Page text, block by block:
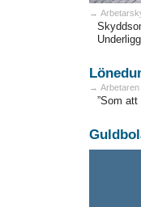
→
→ Arbetaren
”Som